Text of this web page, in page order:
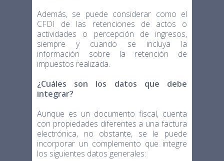
Además, se puede considerar como el
CFDI de las retenciones de actos o
actividades o percepción de ingresos,
siempre y cuando se incluya la
información sobre la retención de
impuestos realizada.
¿Cuáles son los datos que debe
integrar?
Aunque es un documento fiscal, cuenta
con propiedades diferentes a una factura
electrónica, no obstante, se le puede
incorporar un complemento que integre
los siguientes datos generales: